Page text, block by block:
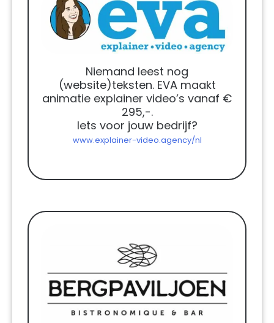
Niemand leest nog
(website)teksten. EVA maakt
animatie explainer video’s vanaf €
295,-.
Iets voor jouw bedrijf?
www.explainer-video.agency/nl